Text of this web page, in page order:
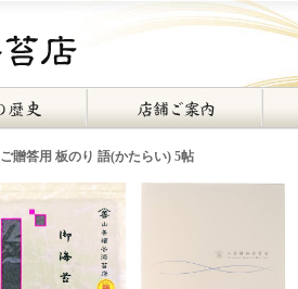
ご贈答用 板のり 語(かたらい) 5帖